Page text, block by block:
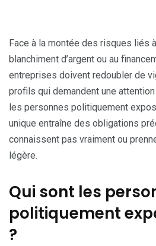
Face à la montée des risques liés
blanchiment d’argent ou au
entreprises doivent redoubler de
profils qui demandent une
les personnes politiquement
unique entraîne des obligations
connaissent pas vraiment ou
légère.
Qui sont les
politiquement
?